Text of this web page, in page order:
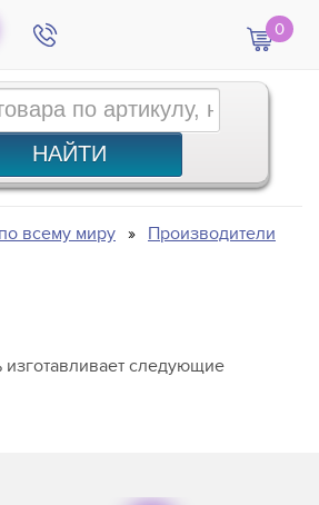
0
всему миру
Производители
изготавливает следующие